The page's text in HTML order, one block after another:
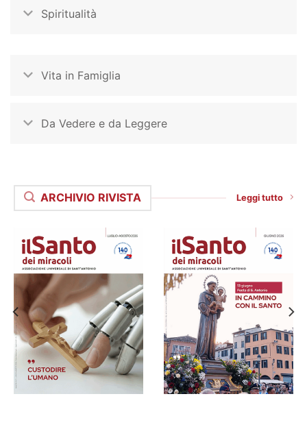
Spiritualità
Vita in Famiglia
Da Vedere e da Leggere
ARCHIVIO RIVISTA Leggi tutto